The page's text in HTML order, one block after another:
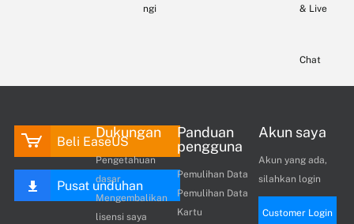
ngi & Live
Chat
Beli EaseUS
Pusat unduhan
Dukungan
Pengetahuan
dasar
Mengembalikan
lisensi saya
Panduan
pengguna
Pemulihan Data
Pemulihan Data
Kartu
Akun saya
Akun yang ada,
silahkan login
Customer Login